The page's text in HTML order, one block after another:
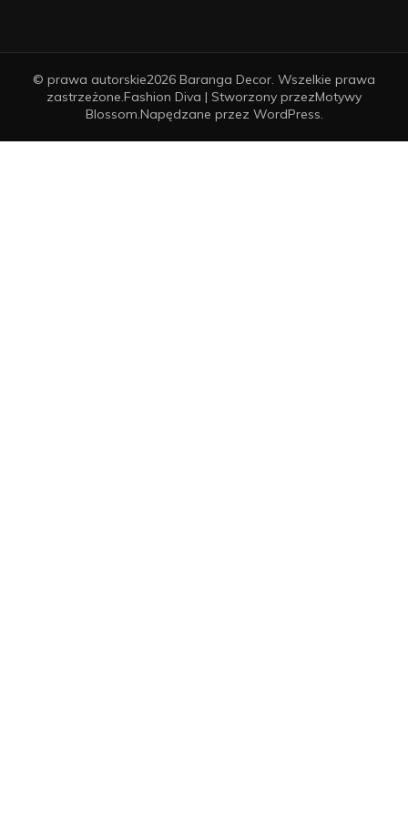
© prawa autorskie2026 Baranga Decor. Wszelkie prawa
zastrzeżone.Fashion Diva | Stworzony przezMotywy
Blossom.Napędzane przez WordPress.